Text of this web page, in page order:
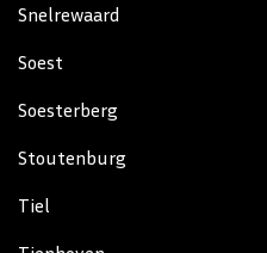
Snelrewaard
Soest
Soesterberg
Stoutenburg
Tiel